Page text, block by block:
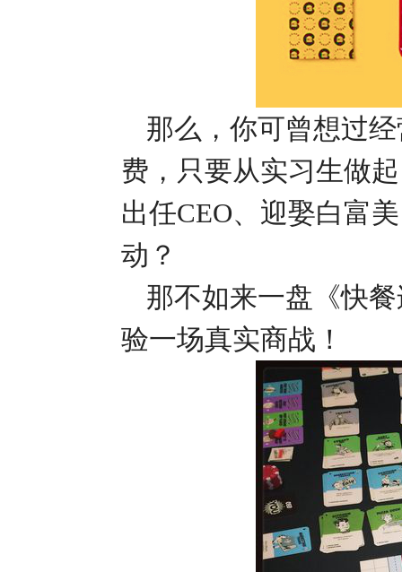
那么， 你可曾想过
费，只要从实习生做
出任CEO、迎娶白富
动？
那不如来一盘《快
验一场真实商战！